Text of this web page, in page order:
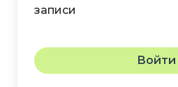
записи
Войти